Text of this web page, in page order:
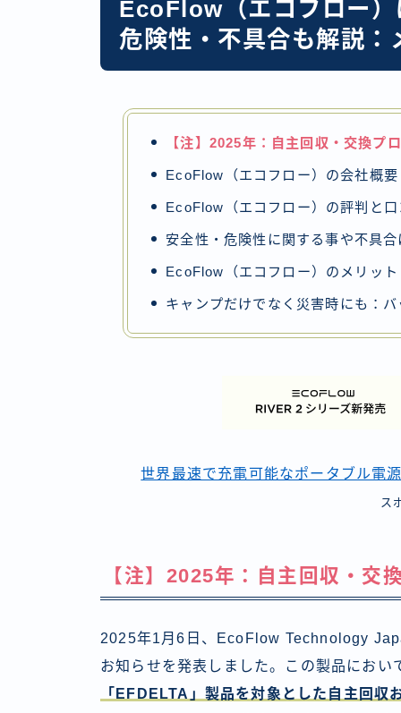
EcoFlow（エコフロー
危険性・不具合も解説
【注】2025年：自主回収・交換プ
EcoFlow（エコフロー）の会社概
EcoFlow（エコフロー）の評判と口
安全性・危険性に関する事や不具
EcoFlow（エコフロー）のメリッ
キャンプだけでなく災害時にも：
世界最速で充電可能なポータブル電
ス
【注】2025年：自主回収・交
2025年1月6日、EcoFlow Technology
お知らせを発表しました。この製品におい
「EFDELTA」製品を対象とした自主回収